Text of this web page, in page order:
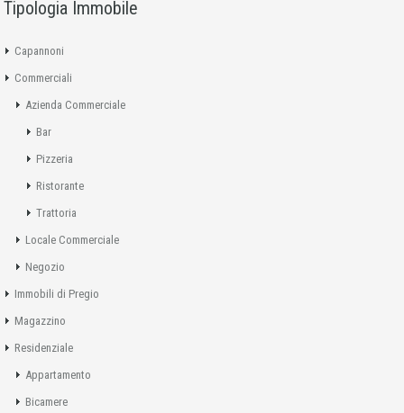
Tipologia Immobile
Capannoni
Commerciali
Azienda Commerciale
Bar
Pizzeria
Ristorante
Trattoria
Locale Commerciale
Negozio
Immobili di Pregio
Magazzino
Residenziale
Appartamento
Bicamere